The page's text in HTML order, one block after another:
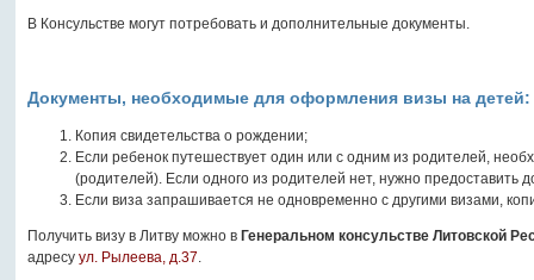
В Консульстве могут потребовать и дополнительные документы.
Документы, необходимые для оформления визы на детей:
Копия свидетельства о рождении;
Если ребенок путешествует один или с одним из родителей,
(родителей). Если одного из родителей нет, нужно предоставить
Если виза запрашивается не одновременно с другими визами,
Получить визу в Литву можно в Генеральном консульстве Литовской
адресу ул. Рылеева, д.37.